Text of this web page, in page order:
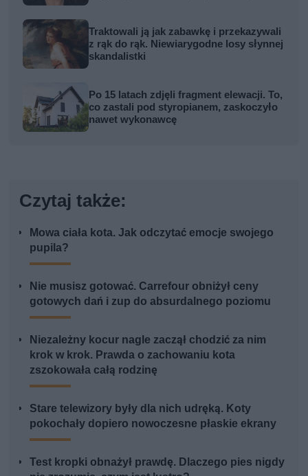
Traktowali ją jak zabawkę i przekazywali
z rąk do rąk. Niewiarygodne losy słynnej
skandalistki
Po 15 latach zdjęli fragment elewacji. To,
co zastali pod styropianem, zaskoczyło
nawet wykonawcę
Czytaj także:
Mowa ciała kota. Jak odczytać emocje swojego
pupila?
Nie musisz gotować. Carrefour obniżył ceny
gotowych dań i zup do absurdalnego poziomu
Niezależny kocur nagle zaczął chodzić za nim
krok w krok. Prawda o zachowaniu kota
zszokowała całą rodzinę
Stare telewizory były dla nich udręką. Koty
pokochały dopiero nowoczesne płaskie ekrany
Test kropki obnażył prawdę. Dlaczego pies nigdy